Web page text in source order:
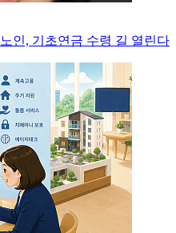
인, 기초연금 수령 길 열린다